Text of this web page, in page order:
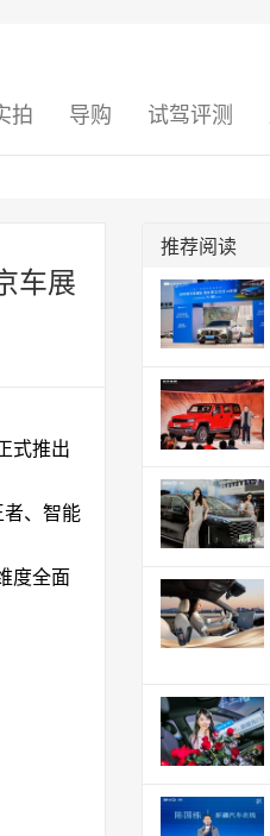
拍 导购 试驾评测
车展
式推出
者、智能
度全面
推荐阅读